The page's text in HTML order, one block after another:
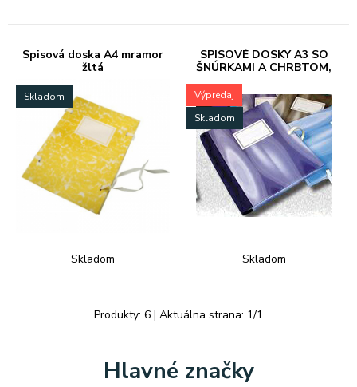
Spisová doska A4 mramor
žltá
Skladom
Skladom
SPISOVÉ DOSKY A3 SO
ŠNÚRKAMI A CHRBTOM,
Výpredaj
Skladom
Skladom
Produkty: 6 | Aktuálna strana: 1/1
Hlavné značky